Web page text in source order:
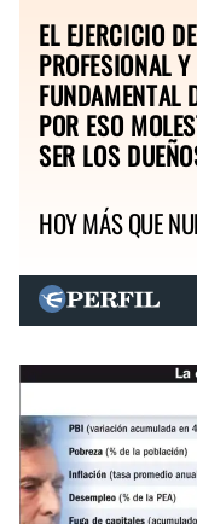
EL EJERCICIO
PROFESIONAL
FUNDAMENTAL
POR ESO
SER LOS
HOY MÁS QUE